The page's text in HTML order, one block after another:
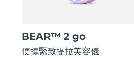
BEAR™ 2 go
便攜緊致提拉美容儀